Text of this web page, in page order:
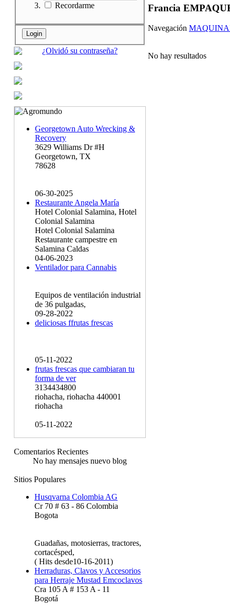
Recordarme
¿Olvidó su contraseña?
Georgetown Auto Wrecking &
Recovery
3629 Williams Dr #H
Georgetown, TX
78628
06-30-2025
Restaurante Angela María
Hotel Colonial Salamina, Hotel
Colonial Salamina
Hotel Colonial Salamina
Restaurante campestre en
Salamina Caldas
04-06-2023
Ventilador para Cannabis
Equipos de ventilación industrial
de 36 pulgadas,
09-28-2022
deliciosas ffrutas frescas
05-11-2022
frutas frescas que cambiaran tu
forma de ver
3134434800
riohacha, riohacha 440001
riohacha
05-11-2022
Comentarios Recientes
No hay mensajes nuevo blog
Sitios Populares
Husqvarna Colombia AG
Cr 70 # 63 - 86 Colombia
Bogota
Guadañas, motosierras, tractores,
cortacésped,
( Hits desde10-16-2011)
Herraduras, Clavos y Accesorios
para Herraje Mustad Emcoclavos
Cra 105 A # 153 A - 11
Bogotá
Francia
Navegación
No hay resultados